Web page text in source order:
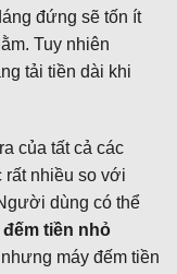
đứng sẽ tốn ít
Tuy nhiên
tải tiền dài khi
của tất cả các
nhiều so với
dùng có thể
đếm tiền nhỏ
máy đếm tiền